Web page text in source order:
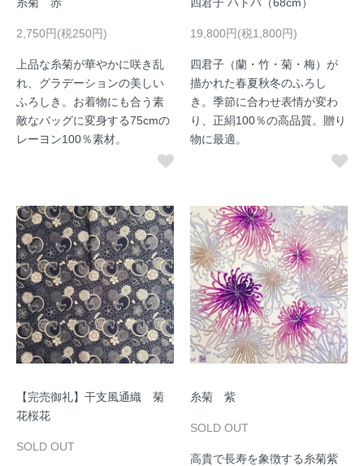
2,750円(税250円)
上品な糸菊が華やかに咲き乱
れ、グラデーションの美しい
ふろしき。お着物にも合う素
敵なバッグに変身する75cmの
レーヨン100％素材。
19,800円(税1,800円)
四君子（蘭・竹・菊・梅）が
描かれた春夏秋冬のふろし
き。季節に合わせ表情が変わ
り、正絹100％の高品質。贈り
物に最適。
【完売御礼】干支風通織 菊
花桜花
SOLD OUT
糸菊 紫
SOLD OUT
高貴で長寿を象徴する糸菊紫